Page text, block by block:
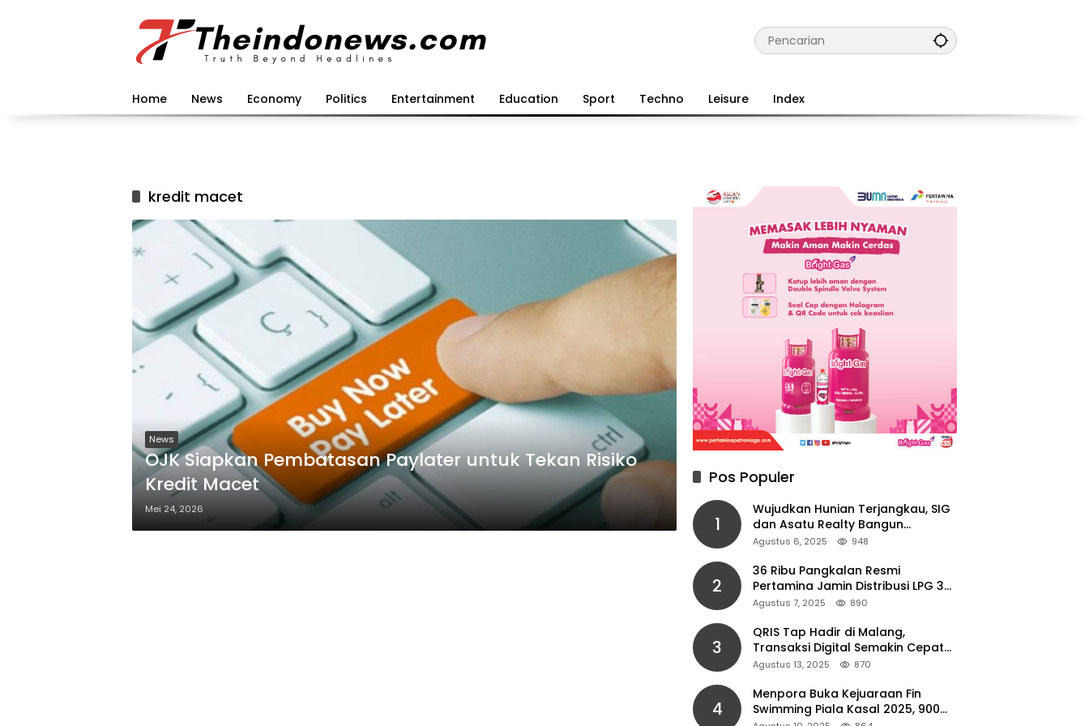
Home News Economy Politics Entertainment Education Sport Techno Leisure Index
kredit macet
News
OJK Siapkan Pembatasan Paylater untuk Tekan Risiko
Kredit Macet
Mei 24, 2026
Pos Populer
1
Wujudkan Hunian Terjangkau, SIG
dan Asatu Realty Bangun
Perumahan di Cianjur
Agustus 6, 2025 948
2
36 Ribu Pangkalan Resmi
Pertamina Jamin Distribusi LPG 3
Kg Aman di Jawa Timur
Agustus 7, 2025 890
3
QRIS Tap Hadir di Malang,
Transaksi Digital Semakin Cepat
dan Mudah dengan Teknologi NFC
Agustus 13, 2025 870
4
Menpora Buka Kejuaraan Fin
Swimming Piala Kasal 2025, 900